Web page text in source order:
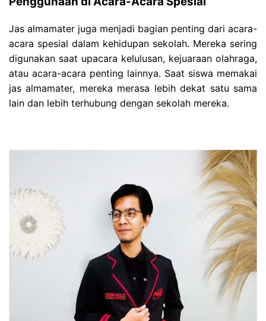
Jas almamater juga menjadi bagian penting dari acara-
acara spesial dalam kehidupan sekolah. Mereka sering
digunakan saat upacara kelulusan, kejuaraan olahraga,
atau acara-acara penting lainnya. Saat siswa memakai
jas almamater, mereka merasa lebih dekat satu sama
lain dan lebih terhubung dengan sekolah mereka.